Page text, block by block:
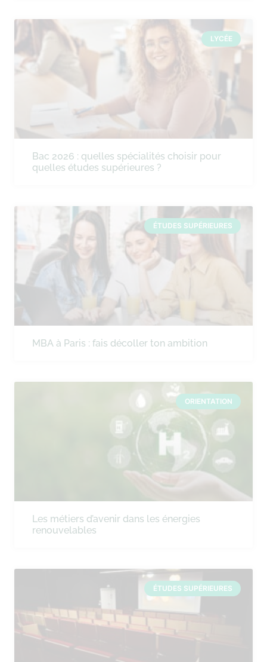
LYCÉE
Bac 2026 : quelles spécialités choisir pour
quelles études supérieures ?
ÉTUDES SUPÉRIEURES
MBA à Paris : fais décoller ton ambition
ORIENTATION
Les métiers d’avenir dans les énergies
renouvelables
ÉTUDES SUPÉRIEURES